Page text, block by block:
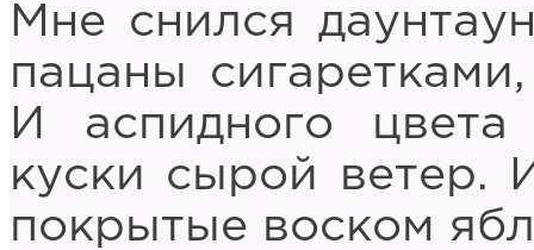
Мне снился
пацаны
И аспидного
куски сырой ветер.
покрытые воском